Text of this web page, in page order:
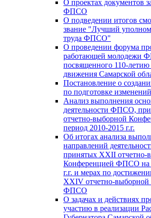
О проектах документов
ФПСО
О подведении итогов
звание "Лучший
труда ФПСО"
О проведении форума
работающей молодежи
посвященного 110-
движения Самарской
Постановление о
по подготовке
Анализ выполнения
деятельности ФПСО,
отчетно-выборной
период 2010-2015 г.г.
Об итогах анализа
направлений
принятых XXII отчетно-
Конференцией ФПСО на
г.г. и мерах по
XXIV отчетно-
ФПСО
О задачах и действиях
участию в реализации